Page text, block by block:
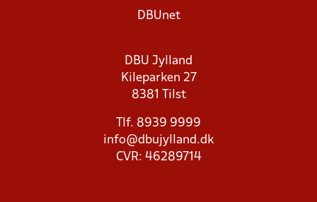
DBUnet
DBU Jylland
Kileparken 27
8381 Tilst
Tlf. 8939 9999
info@dbujylland.dk
CVR: 46289714